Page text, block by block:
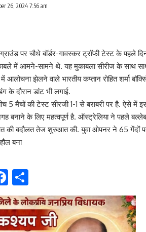
26, 2024 7:56 am
पर चौथे बॉर्डर-गावस्कर ट्रॉफी टेस्ट के पहले
में आमने-सामने थे. यह मुकाबला सीरीज के साथ
आलोचना झेलने वाले भारतीय कप्तान रोहित शर्मा
के दौरान डांट भी लगाई.
5 मैचों की टेस्ट सीरजी 1-1 से बराबरी पर है. ऐसे में
बनाने के लिए महत्वपूर्ण है. ऑस्ट्रेलिया ने पहले
की बदौलत तेज शुरुआत की. युवा ओपनर ने 65 गेंदों
बना
Facebook